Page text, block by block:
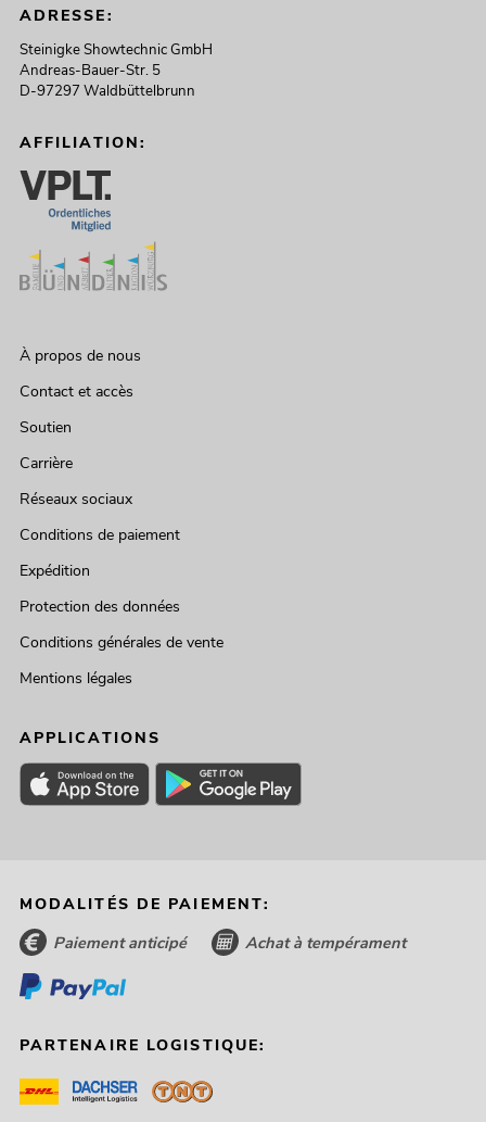
d'enceinte M-4
1.199,00
No. 41607200L'article n'est plus disponible
No. 41607225 L'article n'est plus disponible
ADRESSE:
Steinigke Showtechnic GmbH
Andreas-Bauer-Str. 5
D-97297 Waldbüttelbrunn
AFFILIATION:
À propos de nous
Contact et accès
Soutien
Carrière
Réseaux sociaux
Conditions de paiement
Expédition
Protection des données
Conditions générales de vente
Mentions légales
APPLICATIONS
MODALITÉS DE PAIEMENT:
Paiement anticipé Achat à tempérament
PARTENAIRE LOGISTIQUE: